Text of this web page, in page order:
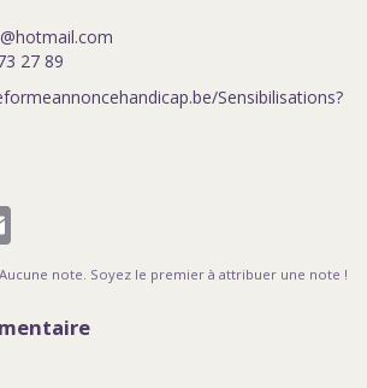
27 89
Sensibilisations?
Aucune note. Soyez le premier à attribuer une note !